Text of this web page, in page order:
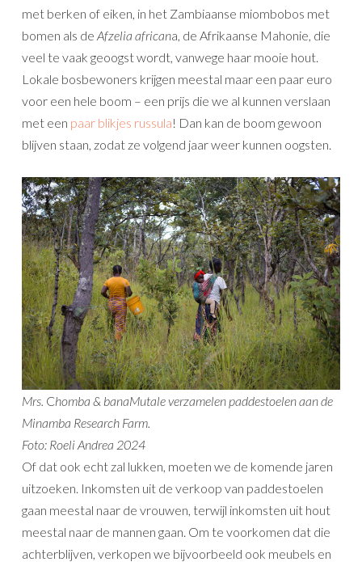
met berken of eiken, in het Zambiaanse miombobos met
bomen als de Afzelia africana, de Afrikaanse Mahonie, die
veel te vaak geoogst wordt, vanwege haar mooie hout.
Lokale bosbewoners krijgen meestal maar een paar euro
voor een hele boom – een prijs die we al kunnen verslaan
met een paar blikjes russula! Dan kan de boom gewoon
blijven staan, zodat ze volgend jaar weer kunnen oogsten.
Mrs. Chomba & banaMutale verzamelen paddestoelen aan de
Minamba Research Farm.
Foto: Roeli Andrea 2024
Of dat ook echt zal lukken, moeten we de komende jaren
uitzoeken. Inkomsten uit de verkoop van paddestoelen
gaan meestal naar de vrouwen, terwijl inkomsten uit hout
meestal naar de mannen gaan. Om te voorkomen dat die
achterblijven, verkopen we bijvoorbeeld ook meubels en